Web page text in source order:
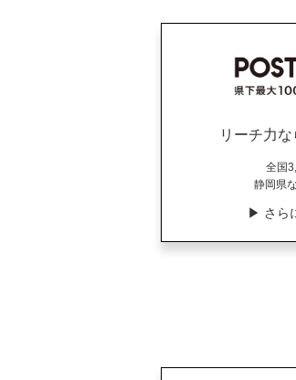
リーチ力
全国
静岡県
▶︎ さら